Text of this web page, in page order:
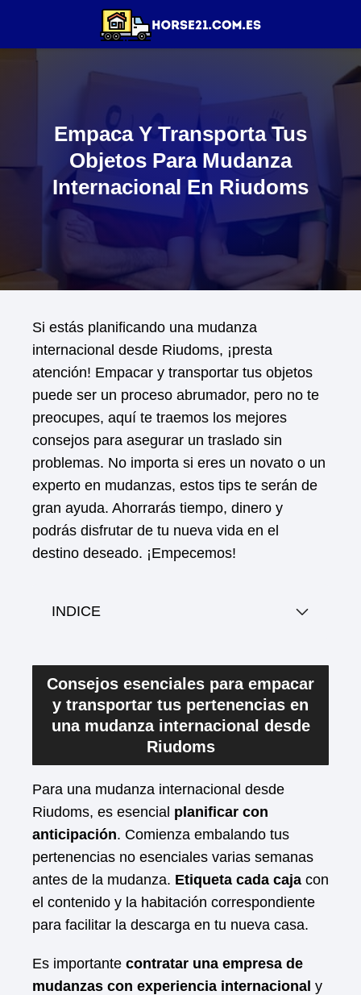
Empaca Y Transporta Tus
Objetos Para Mudanza
Internacional En Riudoms
Si estás planificando una mudanza
internacional desde Riudoms, ¡presta
atención! Empacar y transportar tus objetos
puede ser un proceso abrumador, pero no te
preocupes, aquí te traemos los mejores
consejos para asegurar un traslado sin
problemas. No importa si eres un novato o un
experto en mudanzas, estos tips te serán de
gran ayuda. Ahorrarás tiempo, dinero y
podrás disfrutar de tu nueva vida en el
destino deseado. ¡Empecemos!
INDICE
Consejos esenciales para empacar
y transportar tus pertenencias en
una mudanza internacional desde
Riudoms
Para una mudanza internacional desde
Riudoms, es esencial planificar con
anticipación. Comienza embalando tus
pertenencias no esenciales varias semanas
antes de la mudanza. Etiqueta cada caja con
el contenido y la habitación correspondiente
para facilitar la descarga en tu nueva casa.
Es importante contratar una empresa de
mudanzas con experiencia internacional y